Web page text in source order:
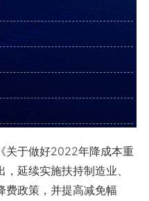
于做好2022年降成本重
延续实施扶持制造业、
费政策，并提高减免幅